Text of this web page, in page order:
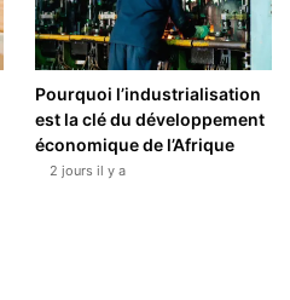
Pourquoi l’industrialisation
est la clé du développement
économique de l’Afrique
2 jours il y a